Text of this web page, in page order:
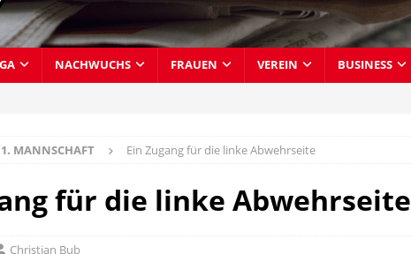
NACHWUCHS FRAUEN VEREIN BUSINESS
1. MANNSCHAFT Ein Zugang für die linke Abwehrseite
für die linke Abwehrseite
Christian Bub